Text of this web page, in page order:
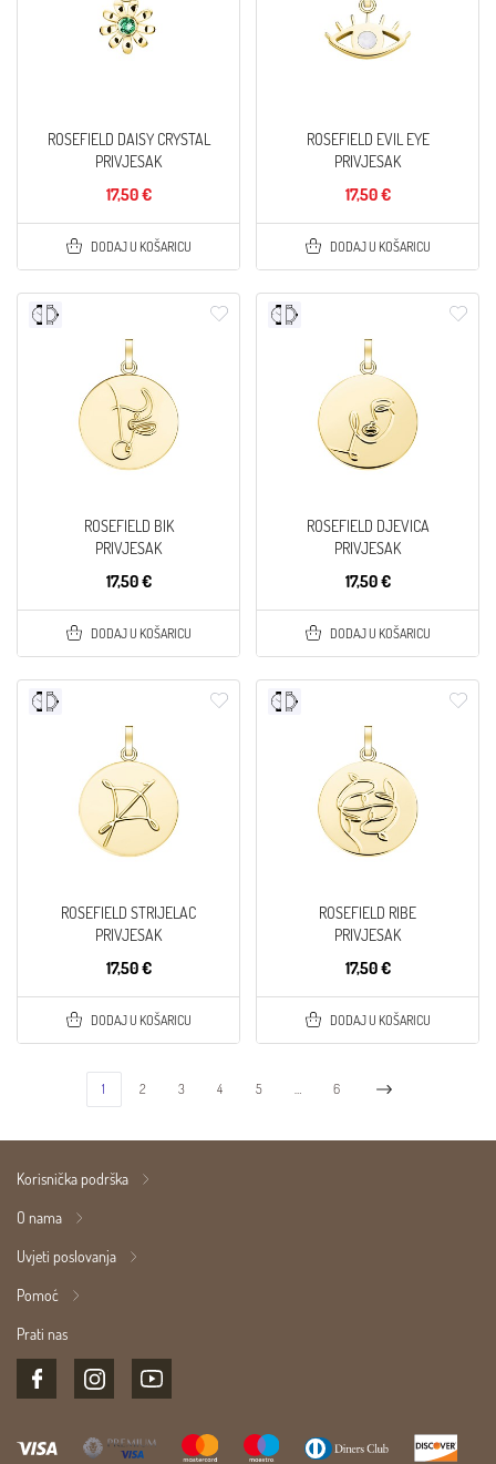
ROSEFIELD DAISY CRYSTAL
PRIVJESAK
17,50 €
DODAJ U KOŠARICU
ROSEFIELD EVIL EYE
PRIVJESAK
17,50 €
DODAJ U KOŠARICU
ROSEFIELD BIK
PRIVJESAK
17,50 €
DODAJ U KOŠARICU
ROSEFIELD DJEVICA
PRIVJESAK
17,50 €
DODAJ U KOŠARICU
ROSEFIELD STRIJELAC
PRIVJESAK
17,50 €
DODAJ U KOŠARICU
ROSEFIELD RIBE
PRIVJESAK
17,50 €
DODAJ U KOŠARICU
1 2 3 4 5 … 6
Korisnička podrška
O nama
Uvjeti poslovanja
Pomoć
Prati nas